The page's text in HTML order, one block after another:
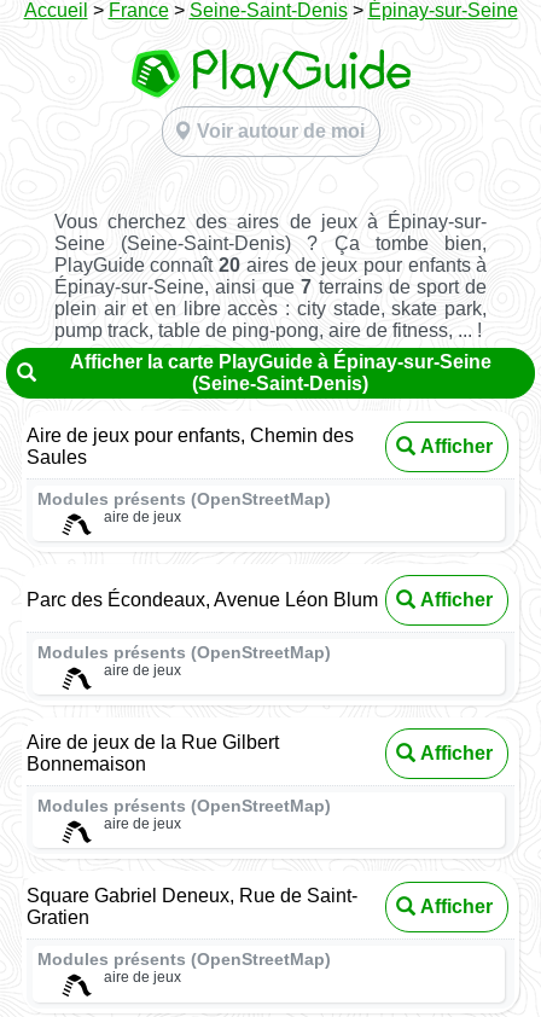
Accueil > France> Seine-Saint-Denis> Épinay-sur-Seine
Voir autour de moi
Vous cherchez des aires de jeux à Épinay-sur-
Seine (Seine-Saint-Denis) ? Ça tombe bien,
PlayGuide connaît20 aires de jeux pour enfants à
Épinay-sur-Seine, ainsi que7 terrains de sport de
plein air et en libre accès : city stade, skate park,
pump track, table de ping-pong, aire de fitness, ... !
Afficher la carte PlayGuide à Épinay-sur-Seine
(Seine-Saint-Denis)
Aire de jeux pour enfants, Chemin des
Saules
Afficher
Modules présents (OpenStreetMap)
aire de jeux
Parc des Écondeaux, Avenue Léon Blum Afficher
Modules présents (OpenStreetMap)
aire de jeux
Aire de jeux de la Rue Gilbert
Bonnemaison
Afficher
Modules présents (OpenStreetMap)
aire de jeux
Square Gabriel Deneux, Rue de Saint-
Gratien
Afficher
Modules présents (OpenStreetMap)
aire de jeux